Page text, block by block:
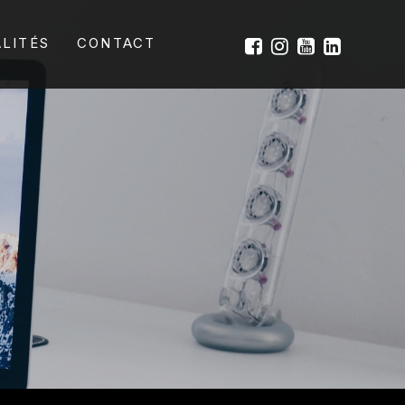
CONTACT